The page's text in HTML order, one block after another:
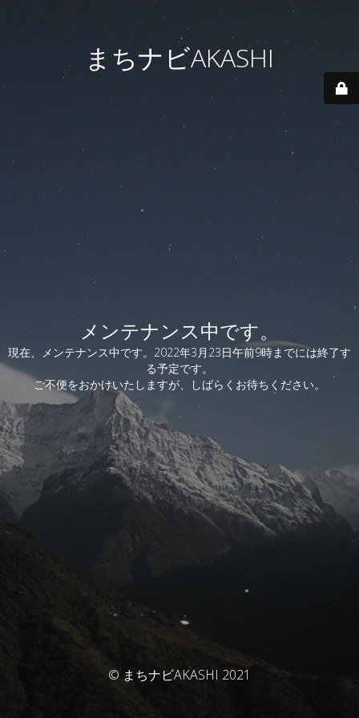
まちナビAKASHI
メンテナンス中です。
現在、メンテナンス中です。2022年3月23日午前9時までには終了す
る予定です。
ご不便をおかけいたしますが、しばらくお待ちください。
© まちナビAKASHI 2021